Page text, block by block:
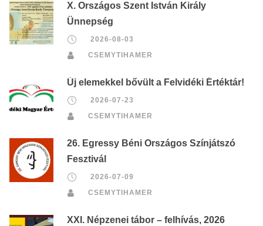
X. Országos Szent István Király
Ünnepség
2026-08-03
CSEMYTIHAMER
Új elemekkel bővült a Felvidéki Értéktár!
2026-07-23
CSEMYTIHAMER
26. Egressy Béni Országos Színjátszó
Fesztivál
2026-07-09
CSEMYTIHAMER
XXI. Népzenei tábor – felhívás, 2026